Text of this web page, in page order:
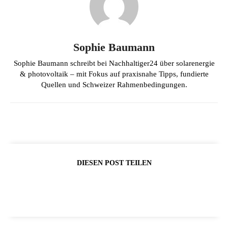
Sophie Baumann
Sophie Baumann schreibt bei Nachhaltiger24 über solarenergie
& photovoltaik – mit Fokus auf praxisnahe Tipps, fundierte
Quellen und Schweizer Rahmenbedingungen.
DIESEN POST TEILEN